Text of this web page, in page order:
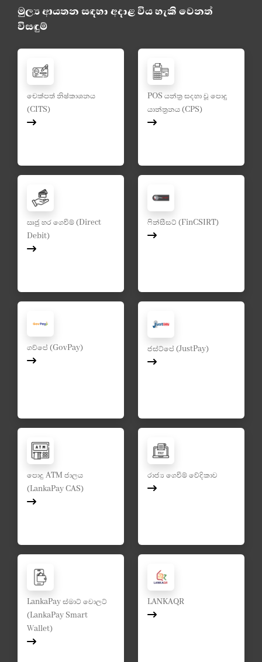
මුල්‍ය ආයතන සඳහා අදාළ විය හැකි වෙනත්
විසඳුම්
චෙක්පත් නිෂ්කාශනය
(CITS)
POS යන්ත්‍ර සදහා වූ පොදු
යාන්ත්‍රනය (CPS)
ඍජු හර ගෙවීම් (Direct
Debit)
ෆින්සීසට් (FinCSIRT)
ගව්පේ (GovPay) ජස්ට්පේ (JustPay)
පොදු ATM ජාලය
(LankaPay CAS)
රාජ්‍ය ගෙවීම් වේදිකාව
LankaPay ස්මාට් වොලට්
(LankaPay Smart
Wallet)
LANKAQR